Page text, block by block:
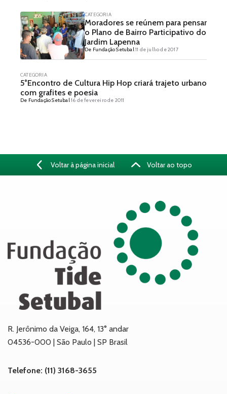
CATEGORIA
Moradores se reúnem para pensar
o Plano de Bairro Participativo do
Jardim Lapenna
De Fundação Setubal11 de julho de 2017
CATEGORIA
5°Encontro de Cultura Hip Hop criará trajeto urbano
com grafites e poesia
De Fundação Setubal16 de fevereiro de 2011
Voltar à página inicial Voltar ao topo
R. Jerônimo da Veiga, 164, 13° andar
04536-000 | São Paulo | SP Brasil
Telefone: (11) 3168-3655